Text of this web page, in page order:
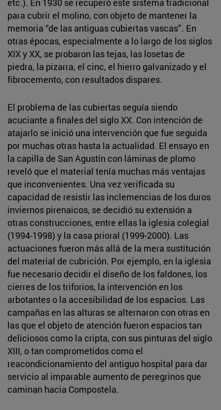
para cubrir el molino, con objeto de mantener la
memoria “de las antiguas cubiertas vascas”. En
otras épocas, especialmente a lo largo de los siglos
XIX y XX, se probaron las tejas, las losetas de
piedra, la pizarra, el cinc, el hierro galvanizado y el
fibrocemento, con resultados dispares.
El problema de las cubiertas seguía siendo
acuciante a finales del siglo XX. Con intención de
atajarlo se inició una intervención que fue seguida
por muchas otras hasta la actualidad. El ensayo en
la capilla de San Agustín con láminas de plomo
reveló que el material tenía muchas más ventajas
que inconvenientes. Una vez verificada su
capacidad de resistir las inclemencias de los duros
inviernos pirenaicos, se decidió su extensión a
otras construcciones, entre ellas la iglesia colegial
(1994-1998) y la casa prioral (1999-2000). Las
actuaciones fueron más allá de la mera sustitución
del material de cubrición. Por ejemplo, en la iglesia
fue necesario decidir el diseño de los faldones, los
cierres de los triforios, la intervención en los
arbotantes o la accesibilidad de los espacios. Las
campañas en las alturas se alternaron con otras en
las que el objeto de atención fueron espacios tan
deliciosos como la cripta, con sus pinturas del siglo
XIII, o tan comprometidos como el
reacondicionamiento del antiguo hospital para dar
servicio al imparable aumento de peregrinos que
caminan hacia Compostela.